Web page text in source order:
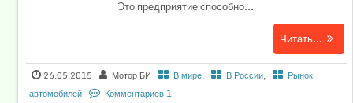
Это предприятие способно...
Читать...
26.05.2015 Мотор БИ В мире, В России,
Рынок
автомобилей
Комментариев 1